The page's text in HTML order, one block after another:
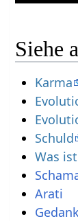
Siehe
Karma
Schuld
Was
Arati